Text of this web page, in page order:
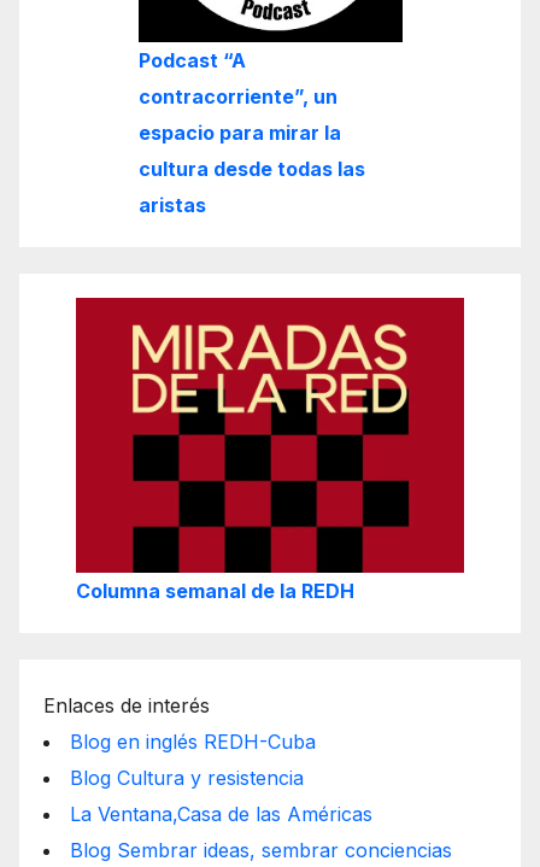
Podcast “A
contracorriente”, un
espacio para mirar la
cultura desde todas las
aristas
Columna semanal de la REDH
Enlaces de interés
Blog en inglés REDH-Cuba
Blog Cultura y resistencia
La Ventana,Casa de las Américas
Blog Sembrar ideas, sembrar conciencias